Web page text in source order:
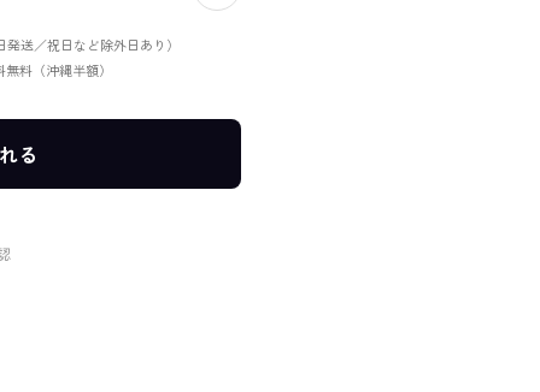
送／祝日など除外日あり）
料（沖縄半額）
る